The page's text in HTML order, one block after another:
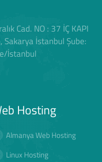
Cad. NO : 37 İÇ KAPI
İstanbul Şube:
İstanbul
Hosting
Almanya Web Hosting
Linux Hosting